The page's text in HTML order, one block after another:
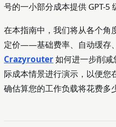
号的一小部分成本提供 GPT-5
在本指南中，我们将从各个角
定价——基础费率、自动缓存
Crazyrouter如何进一步削
际成本情景进行演示，以便
确估算您的工作负载将花费多